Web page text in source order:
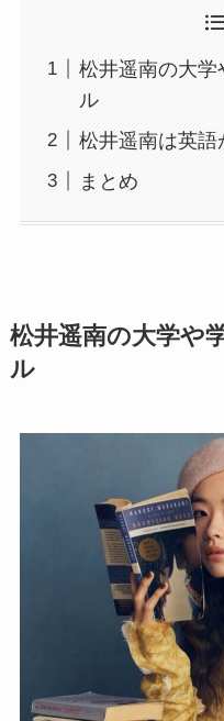
松井遥南の大学
ル
松井遥南は英語
まとめ
松井遥南の大学や
ル